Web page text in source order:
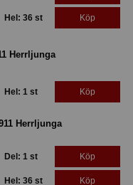
Hel: 36 st Köp
Herrljunga
Hel: 1 st Köp
Herrljunga
Del: 1 st Köp
Hel: 36 st Köp